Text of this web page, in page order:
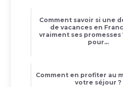
Comment savoir si une
de vacances en
vraiment ses promesses
pour...
Comment en profiter au
votre séjour ?